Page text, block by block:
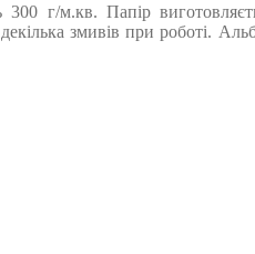
г/м.кв. Папір
змивів при роботі.